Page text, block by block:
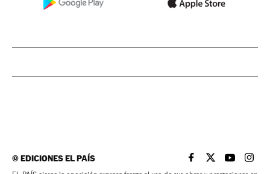
©EDICIONES EL PAÍS EL PAÍS BRASIL EN
EL PAÍSEL PAÍS
EL